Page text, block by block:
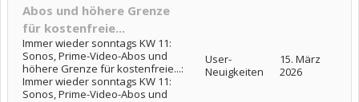
Abos und höhere Grenze
für kostenfreie...
Immer wieder sonntags KW 11:
Sonos, Prime-Video-Abos und
höhere Grenze für kostenfreie...:
Immer wieder sonntags KW 11:
Sonos, Prime-Video-Abos und
User-
Neuigkeiten
15. März
2026